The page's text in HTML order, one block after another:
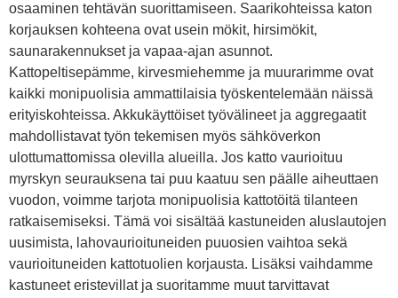
osaaminen tehtävän suorittamiseen. Saarikohteissa katon
korjauksen kohteena ovat usein mökit, hirsimökit,
saunarakennukset ja vapaa-ajan asunnot.
Kattopeltisepämme, kirvesmiehemme ja muurarimme ovat
kaikki monipuolisia ammattilaisia työskentelemään näissä
erityiskohteissa. Akkukäyttöiset työvälineet ja aggregaatit
mahdollistavat työn tekemisen myös sähköverkon
ulottumattomissa olevilla alueilla. Jos katto vaurioituu
myrskyn seurauksena tai puu kaatuu sen päälle aiheuttaen
vuodon, voimme tarjota monipuolisia kattotöitä tilanteen
ratkaisemiseksi. Tämä voi sisältää kastuneiden aluslautojen
uusimista, lahovaurioituneiden puuosien vaihtoa sekä
vaurioituneiden kattotuolien korjausta. Lisäksi vaihdamme
kastuneet eristevillat ja suoritamme muut tarvittavat